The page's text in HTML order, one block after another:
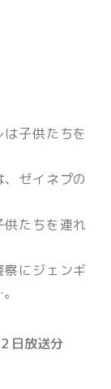
子供たちを
ゼイネプの
たちを連れ
にジェンギ
日放送分